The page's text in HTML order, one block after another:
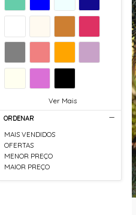
Ver Mais
ORDENAR
MAIS VENDIDOS
OFERTAS
MENOR PREÇO
MAIOR PREÇO